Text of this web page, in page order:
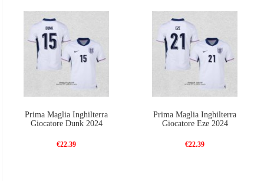
Prima Maglia Inghilterra
Giocatore Dunk 2024
€22.39
Prima Maglia Inghilterra
Giocatore Eze 2024
€22.39